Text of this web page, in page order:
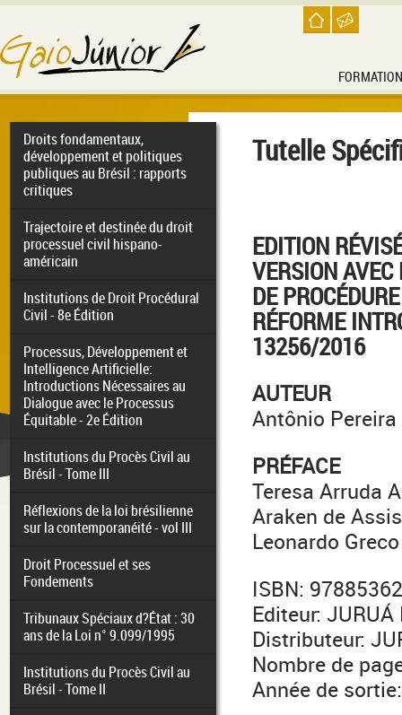
FORMATION
Droits fondamentaux,
développement et politiques
publiques au Brésil : rapports
critiques
Trajectoire et destinée du droit
processuel civil hispano-
américain
Institutions de Droit Procédural
Civil - 8e Édition
Processus, Développement et
Intelligence Artificielle:
Introductions Nécessaires au
Dialogue avec le Processus
Équitable - 2e Édition
Institutions du Procès Civil au
Brésil - Tome III
Réflexions de la loi brésilienne
sur la contemporanéité - vol III
Droit Processuel et ses
Fondements
Tribunaux Spéciaux d?État : 30
ans de la Loi n° 9.099/1995
Institutions du Procès Civil au
Brésil - Tome II
Tutelle
EDITION
VERSION AVEC
DE
RÉFORME
13256/2016
AUTEUR
Antônio
PRÉFACE
Teresa Arruda
Araken de Assis
Leonardo Greco
ISBN:
Editeur: JURUÁ
Distributeur:
Nombre de
Année de